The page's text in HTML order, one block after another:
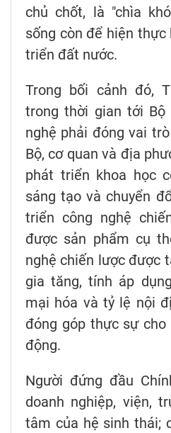
chủ chốt, là "chìa
sống còn để hiện
triển đất nước.
Trong bối cảnh đó,
trong thời gian tới Bộ
nghệ phải đóng vai
Bộ, cơ quan và địa
phát triển khoa học
sáng tạo và chuyển
triển công nghệ
được sản phẩm cụ
nghệ chiến lược được
gia tăng, tính áp
mại hóa và tỷ lệ nội
đóng góp thực sự
động.
Người đứng đầu
doanh nghiệp, viện,
tâm của hệ sinh thái;